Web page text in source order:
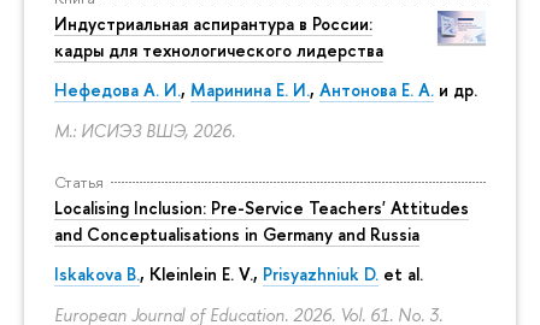
Индустриальная аспирантура в России:
кадры для технологического лидерства
Нефедова А. И., Маринина Е. И., Антонова Е. А. и др.
М.: ИСИЭЗ ВШЭ, 2026.
Статья
Localising Inclusion: Pre-Service Teachers' Attitudes
and Conceptualisations in Germany and Russia
Iskakova B., Kleinlein E. V., Prisyazhniuk D. et al.
European Journal of Education. 2026. Vol. 61. No. 3.